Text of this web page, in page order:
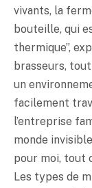
vivants, la
bouteille, qui
thermique”,
brasseurs,
un
facilement
l’entreprise
monde
pour moi, tout
Les types de